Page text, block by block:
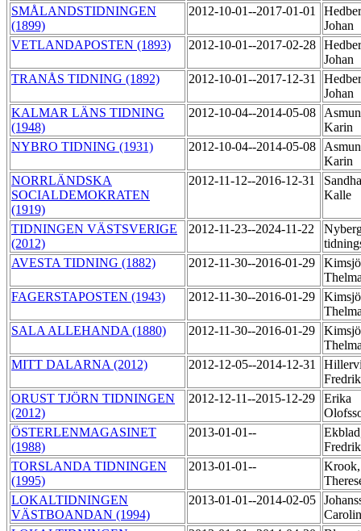
SMÅLANDSTIDNINGEN
(1899)
2012-10-01--2017-01-01
Johan
VETLANDAPOSTEN (1893)
2012-10-01--2017-02-28
Johan
TRANÅS TIDNING (1892)
2012-10-01--2017-12-31
Johan
KALMAR LÄNS TIDNING
(1948)
2012-10-04--2014-05-08
Karin
NYBRO TIDNING (1931)
2012-10-04--2014-05-08
Karin
NORRLÄNDSKA
SOCIALDEMOKRATEN
(1919)
2012-11-12--2016-12-31
Kalle
TIDNINGEN VÄSTSVERIGE
(2012)
2012-11-23--2024-11-22
AVESTA TIDNING (1882)
2012-11-30--2016-01-29
FAGERSTAPOSTEN (1943)
2012-11-30--2016-01-29
SALA ALLEHANDA (1880)
2012-11-30--2016-01-29
MITT DALARNA (2012)
2012-12-05--2014-12-31
ORUST TJÖRN TIDNINGEN
(2012)
2012-12-11--2015-12-29
Erika
ÖSTERLENMAGASINET
(1988)
2013-01-01--
TORSLANDA TIDNINGEN
(1995)
2013-01-01--
Krook,
LOKALTIDNINGEN
VÄSTBOANDAN (1994)
2013-01-01--2014-02-05